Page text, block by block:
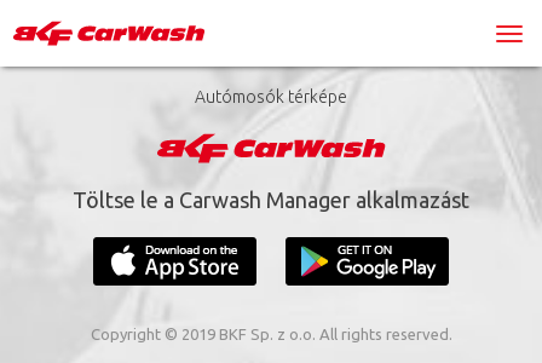
Autómosók térképe
Töltse le a Carwash Manager alkalmazást
Copyright © 2019 BKF Sp. z o.o. All rights reserved.